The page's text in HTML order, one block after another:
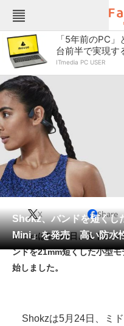
Fav-Logカテゴリー一覧
TOP
インテリア・収納
カメラ
キッチン用品
コンテンツ・サービス
スポーツ・レジャー
パソコン・タブレット
ペット
工具・DIY
生活家電
腕時計
「5年前のPC
台前半で実現す
ITmedia PC USER
Shokz、バンドを短くし
Mini」を発売 高い防水
X Share
Shokzは5月24日、ミドル
ンドを21mm短くした小型
始しました。
Shokzは5月24日、ミド